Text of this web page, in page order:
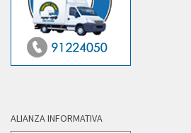
ALIANZA INFORMATIVA